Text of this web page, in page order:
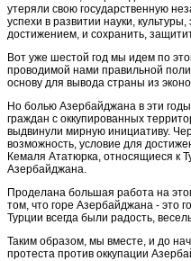
утеряли свою государст­венную
успе­хи в развитии науки,
достижением, и сохранить,
Вот уже шестой год мы идем по
проводимой нами правиль­ной
основу для вывода страны из
Но болью Азербайджана в эти
граждан с оккупированных
выдви­нули мирную инициативу.
возможность, условие для
Кемаля Ататюрка, относящиеся к
Азербайджана.
Проделана большая работа на
том, что горе Азербайджана - это
Турции всегда были радость,
Таким образом, мы вместе, и до
протеста про­тив оккупации